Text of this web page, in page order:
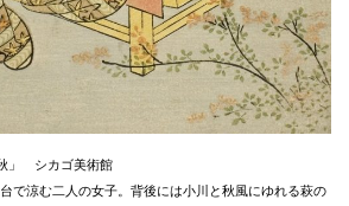
」 シカゴ美術館
で涼む二人の女子。背後には小川と秋風にゆれる萩の